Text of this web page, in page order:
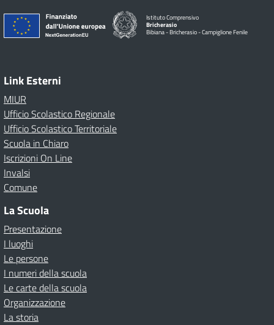
Istituto Comprensivo
Bricherasio
Bibiana - Bricherasio - Campiglione Fenile
Link Esterni
MIUR
Ufficio Scolastico Regionale
Ufficio Scolastico Territoriale
Scuola in Chiaro
Iscrizioni On Line
Invalsi
Comune
La Scuola
Presentazione
I luoghi
Le persone
I numeri della scuola
Le carte della scuola
Organizzazione
La storia